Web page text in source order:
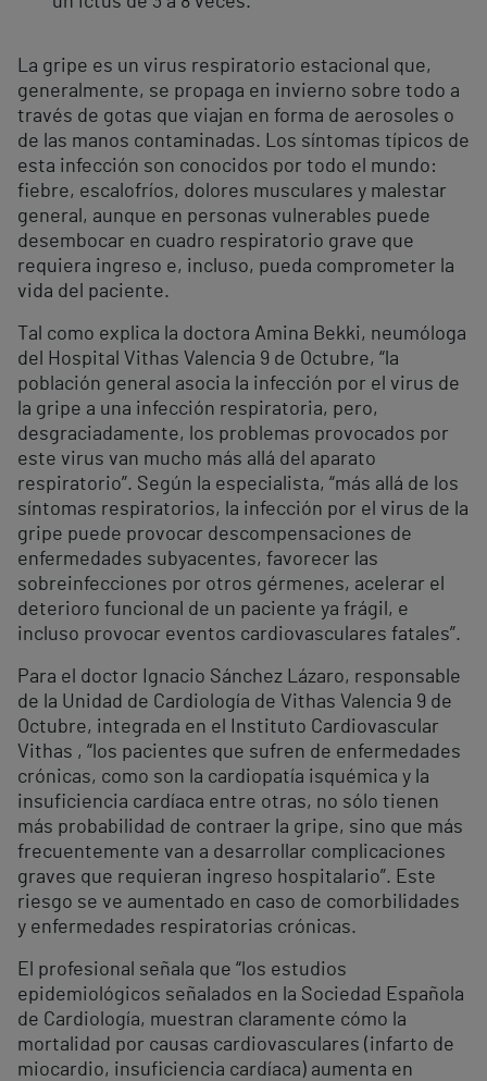
La gripe es un virus respiratorio estacional que,
generalmente, se propaga en invierno sobre todo a
través de gotas que viajan en forma de aerosoles o
de las manos contaminadas. Los síntomas típicos de
esta infección son conocidos por todo el mundo:
fiebre, escalofríos, dolores musculares y malestar
general, aunque en personas vulnerables puede
desembocar en cuadro respiratorio grave que
requiera ingreso e, incluso, pueda comprometer la
vida del paciente.
Tal como explica la doctora Amina Bekki, neumóloga
del Hospital Vithas Valencia 9 de Octubre, “la
población general asocia la infección por el virus de
la gripe a una infección respiratoria, pero,
desgraciadamente, los problemas provocados por
este virus van mucho más allá del aparato
respiratorio”. Según la especialista, “más allá de los
síntomas respiratorios, la infección por el virus de la
gripe puede provocar descompensaciones de
enfermedades subyacentes, favorecer las
sobreinfecciones por otros gérmenes, acelerar el
deterioro funcional de un paciente ya frágil, e
incluso provocar eventos cardiovasculares fatales”.
Para el doctor Ignacio Sánchez Lázaro, responsable
de la Unidad de Cardiología de Vithas Valencia 9 de
Octubre, integrada en el Instituto Cardiovascular
Vithas , “los pacientes que sufren de enfermedades
crónicas, como son la cardiopatía isquémica y la
insuficiencia cardíaca entre otras, no sólo tienen
más probabilidad de contraer la gripe, sino que más
frecuentemente van a desarrollar complicaciones
graves que requieran ingreso hospitalario”. Este
riesgo se ve aumentado en caso de comorbilidades
y enfermedades respiratorias crónicas.
El profesional señala que “los estudios
epidemiológicos señalados en la Sociedad Española
de Cardiología, muestran claramente cómo la
mortalidad por causas cardiovasculares (infarto de
miocardio, insuficiencia cardíaca) aumenta en